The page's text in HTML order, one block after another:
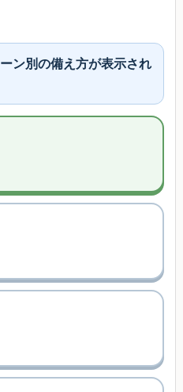
ン別の備え方が表示され